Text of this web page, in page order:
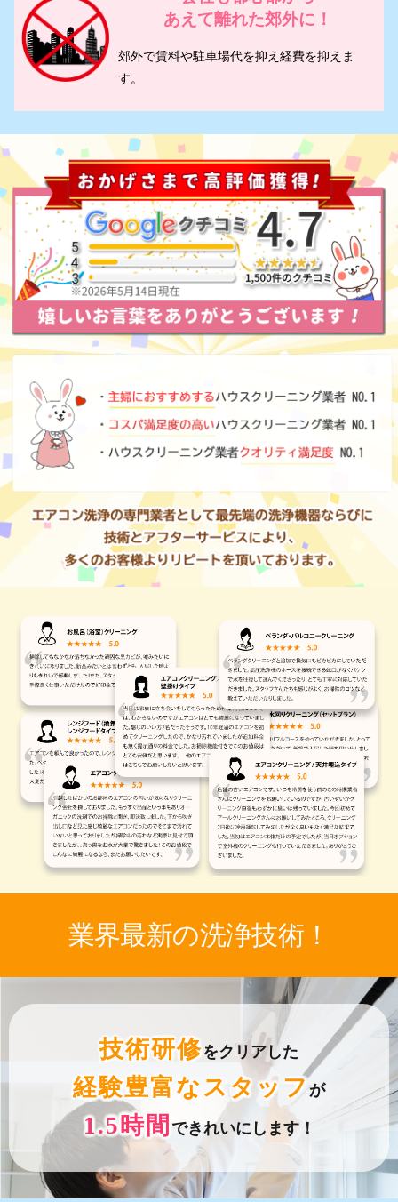
あえて離れた郊外に！
郊外で賃料や駐車場代を抑え経費を抑えま
す。
業界最新の洗浄技術！
技術研修をクリアした
経験豊富なスタッフが
1.5時間 できれいにします！